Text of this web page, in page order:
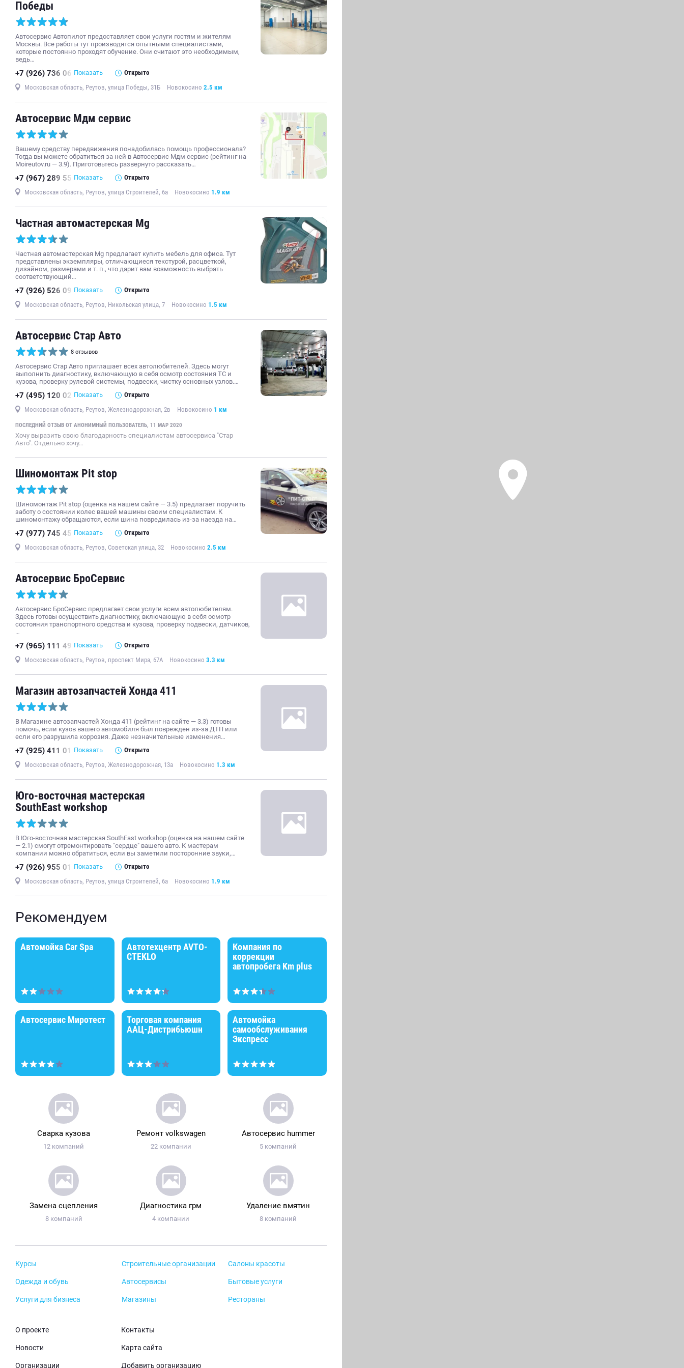
Победы
Автосервис Автопилот предоставляет свои услуги гостям и жителям
Москвы. Все работы тут производятся опытными специалистами,
которые постоянно проходят обучение. Они считают это необходимым,
ведь…
+7 (926) 736 06 Показать Открыто
Московская область, Реутов, улица Победы, 31Б Новокосино 2.5 км
Автосервис Мдм сервис
Вашему средству передвижения понадобилась помощь профессионала?
Тогда вы можете обратиться за ней в Автосервис Мдм сервис (рейтинг на
Moireutov.ru — 3.9). Приготовьтесь развернуто рассказать…
+7 (967) 289 55 Показать Открыто
Московская область, Реутов, улица Строителей, 6а Новокосино 1.9 км
Частная автомастерская Mg
Частная автомастерская Mg предлагает купить мебель для офиса. Тут
представлены экземпляры, отличающиеся текстурой, расцветкой,
дизайном, размерами и т. п., что дарит вам возможность выбрать
соответствующий…
+7 (926) 526 09 Показать Открыто
Московская область, Реутов, Никольская улица, 7 Новокосино 1.5 км
Автосервис Стар Авто
8 отзывов
Автосервис Стар Авто приглашает всех автолюбителей. Здесь могут
выполнить диагностику, включающую в себя осмотр состояния ТС и
кузова, проверку рулевой системы, подвески, чистку основных узлов.…
+7 (495) 120 02 Показать Открыто
Московская область, Реутов, Железнодорожная, 2в Новокосино 1 км
ПОСЛЕДНИЙ ОТЗЫВ ОТ АНОНИМНЫЙ ПОЛЬЗОВАТЕЛЬ, 11 МАР 2020
Хочу выразить свою благодарность специалистам автосервиса "Стар
Авто". Отдельно хочу…
Шиномонтаж Pit stop
Шиномонтаж Pit stop (оценка на нашем сайте — 3.5) предлагает поручить
заботу о состоянии колес вашей машины своим специалистам. К
шиномонтажу обращаются, если шина повредилась из-за наезда на…
+7 (977) 745 45 Показать Открыто
Московская область, Реутов, Советская улица, 32 Новокосино 2.5 км
Автосервис БроСервис
Автосервис БроСервис предлагает свои услуги всем автолюбителям.
Здесь готовы осуществить диагностику, включающую в себя осмотр
состояния транспортного средства и кузова, проверку подвески, датчиков,
…
+7 (965) 111 49 Показать Открыто
Московская область, Реутов, проспект Мира, 67А Новокосино 3.3 км
Магазин автозапчастей Хонда 411
В Магазине автозапчастей Хонда 411 (рейтинг на сайте — 3.3) готовы
помочь, если кузов вашего автомобиля был поврежден из-за ДТП или
если его разрушила коррозия. Даже незначительные изменения…
+7 (925) 411 01 Показать Открыто
Московская область, Реутов, Железнодорожная, 13а Новокосино 1.3 км
Юго-восточная мастерская
SouthEast workshop
В Юго-восточная мастерская SouthEast workshop (оценка на нашем сайте
— 2.1) смогут отремонтировать "сердце" вашего авто. К мастерам
компании можно обратиться, если вы заметили посторонние звуки,…
+7 (926) 955 01 Показать Открыто
Московская область, Реутов, улица Строителей, 6а Новокосино 1.9 км
Рекомендуем
Автомойка Car Spa
Автотехцентр AVTO-
CTEKLO
Компания по
коррекции
автопробега Km plus
Автосервис Миротест
Торговая компания
ААЦ-Дистрибьюшн
Автомойка
самообслуживания
Экспресс
Сварка кузова
12 компаний
Ремонт volkswagen
22 компании
Автосервис hummer
5 компаний
Замена сцепления
8 компаний
Диагностика грм
4 компании
Удаление вмятин
8 компаний
Курсы
Одежда и обувь
Услуги для бизнеса
Строительные организации
Автосервисы
Магазины
Салоны красоты
Бытовые услуги
Рестораны
О проекте
Новости
Организации
Контакты
Карта сайта
Добавить организацию